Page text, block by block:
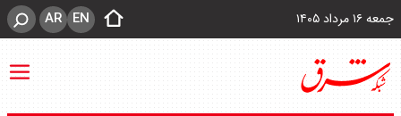
جمعه ۱۶ مرداد ۱۴۰۵ EN
AR